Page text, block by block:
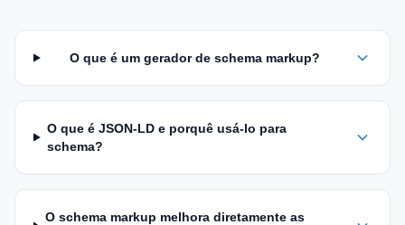
O que é um gerador de schema markup?
O que é JSON-LD e porquê usá-lo para
schema?
O schema markup melhora diretamente as